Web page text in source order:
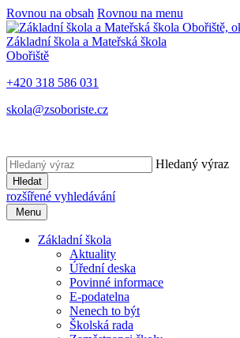
Rovnou na obsah Rovnou na menu
Základní škola a Mateřská škola
Obořiště
+420 318 586 031
skola@zsoboriste.cz
Hledaný výraz
Hledat
rozšířené vyhledávání
Menu
Základní škola
Aktuality
Úřední deska
Povinné informace
E-podatelna
Nenech to být
Školská rada